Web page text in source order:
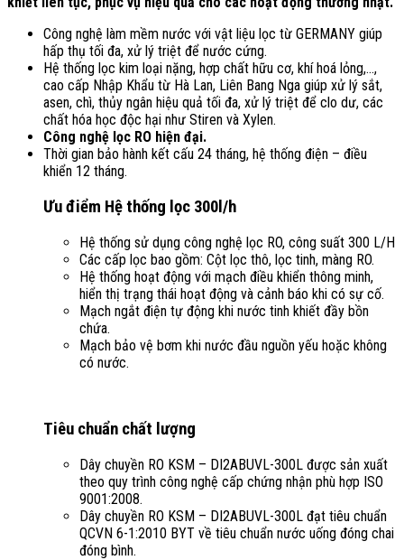
Công nghệ làm mềm nước với vật liệu lọc từ GERMANY giúp
hấp thụ tối đa, xử lý triệt để nước cứng.
Hệ thống lọc kim loại nặng, hợp chất hữu cơ, khí hoá lỏng,…,
cao cấp Nhập Khẩu từ Hà Lan, Liên Bang Nga giúp xử lý sắt,
asen, chì, thủy ngân hiệu quả tối đa, xử lý triệt để clo dư, các
chất hóa học độc hại như Stiren và Xylen.
Công nghệ lọc RO hiện đại.
Thời gian bảo hành kết cấu 24 tháng, hệ thống điện – điều
khiển 12 tháng.
Ưu điểm Hệ thống lọc 300l/h
Hệ thống sử dụng công nghệ lọc RO, công suất 300 L/H
Các cấp lọc bao gồm: Cột lọc thô, lọc tinh, màng RO.
Hệ thống hoạt động với mạch điều khiển thông minh,
hiển thị trạng thái hoạt động và cảnh báo khi có sự cố.
Mạch ngắt điện tự động khi nước tinh khiết đầy bồn
chứa.
Mạch bảo vệ bơm khi nước đầu nguồn yếu hoặc không
có nước.
Tiêu chuẩn chất lượng
Dây chuyền RO KSM – DI2ABUVL-300L được sản xuất
theo quy trình công nghệ cấp chứng nhận phù hợp ISO
9001:2008.
Dây chuyền RO KSM – DI2ABUVL-300L đạt tiêu chuẩn
QCVN 6-1:2010 BYT về tiêu chuẩn nước uống đóng chai
đóng bình.